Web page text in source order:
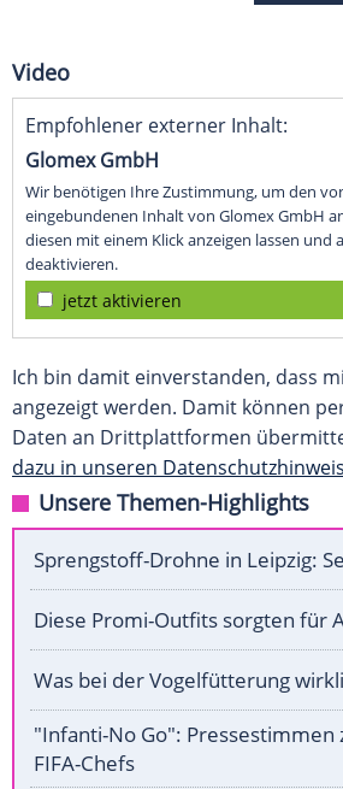
Video
Empfohlener externer Inhalt:
Glomex GmbH
Wir benötigen Ihre Zustimmung, um den
eingebundenen Inhalt von Glomex GmbH
diesen mit einem Klick anzeigen lassen und
deaktivieren.
jetzt aktivieren
Ich bin damit einverstanden, dass
angezeigt werden. Damit können
Daten an Drittplattformen
dazu in unseren
Unsere Themen-Highlights
Sprengstoff-Drohne in Leipzig:
Diese Promi-Outfits sorgten für
Was bei der Vogelfütterung
"Infanti-No Go": Pressestimmen
FIFA-Chefs